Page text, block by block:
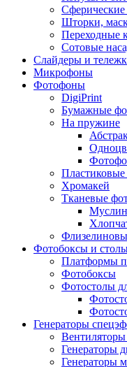
Сферические
Шторки,
Переходные
Сотовые
Слайдеры и
Микрофоны
Фотофоны
DigiPrint
Бумажные
На пружине
Хромакей
Тканевые
Фотобоксы и
Платформы
Фотобоксы
Фотостолы
Генераторы
Генераторы
Генераторы